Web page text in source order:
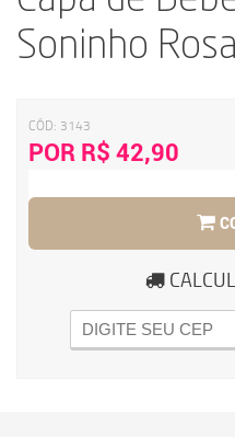
Soninho Rosa
CÓD: 3143
POR R$ 42,90